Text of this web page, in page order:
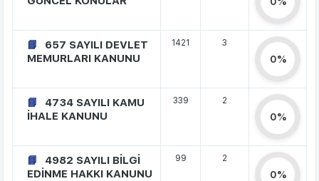
657 SAYILI DEVLET
MEMURLARI KANUNU
1421 3
0%
4734 SAYILI KAMU
İHALE KANUNU
339 2
0%
4982 SAYILI BİLGİ
EDİNME HAKKI KANUNU
99 2
0%